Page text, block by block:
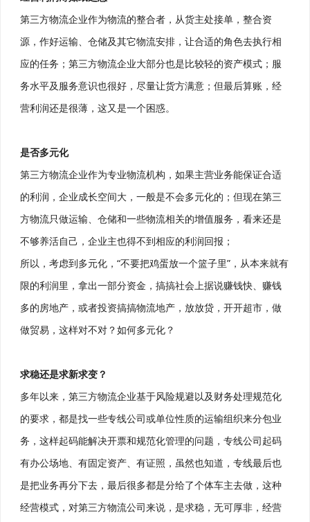
第三方物流企业作为物流的整合者，从货主处接单，整合资
源，作好运输、仓储及其它物流安排，让合适的角色去执行相
应的任务；第三方物流企业大部分也是比较轻的资产模式；服
务水平及服务意识也很好，尽量让货方满意；但最后算账，经
营利润还是很薄，这又是一个困惑。
是否多元化
第三方物流企业作为专业物流机构，如果主营业务能保证合适
的利润，企业成长空间大，一般是不会多元化的；但现在第三
方物流只做运输、仓储和一些物流相关的增值服务，看来还是
不够养活自己，企业主也得不到相应的利润回报；
所以，考虑到多元化，“不要把鸡蛋放一个篮子里”，从本来就有
限的利润里，拿出一部分资金，搞搞社会上据说赚钱快、赚钱
多的房地产，或者投资搞搞物流地产，放放贷，开开超市，做
做贸易，这样对不对？如何多元化？
求稳还是求新求变？
多年以来，第三方物流企业基于风险规避以及财务处理规范化
的要求，都是找一些专线公司或单位性质的运输组织来分包业
务，这样起码能解决开票和规范化管理的问题，专线公司起码
有办公场地、有固定资产、有证照，虽然也知道，专线最后也
是把业务再分下去，最后很多都是分给了个体车主去做，这种
经营模式，对第三方物流公司来说，是求稳，无可厚非，经营